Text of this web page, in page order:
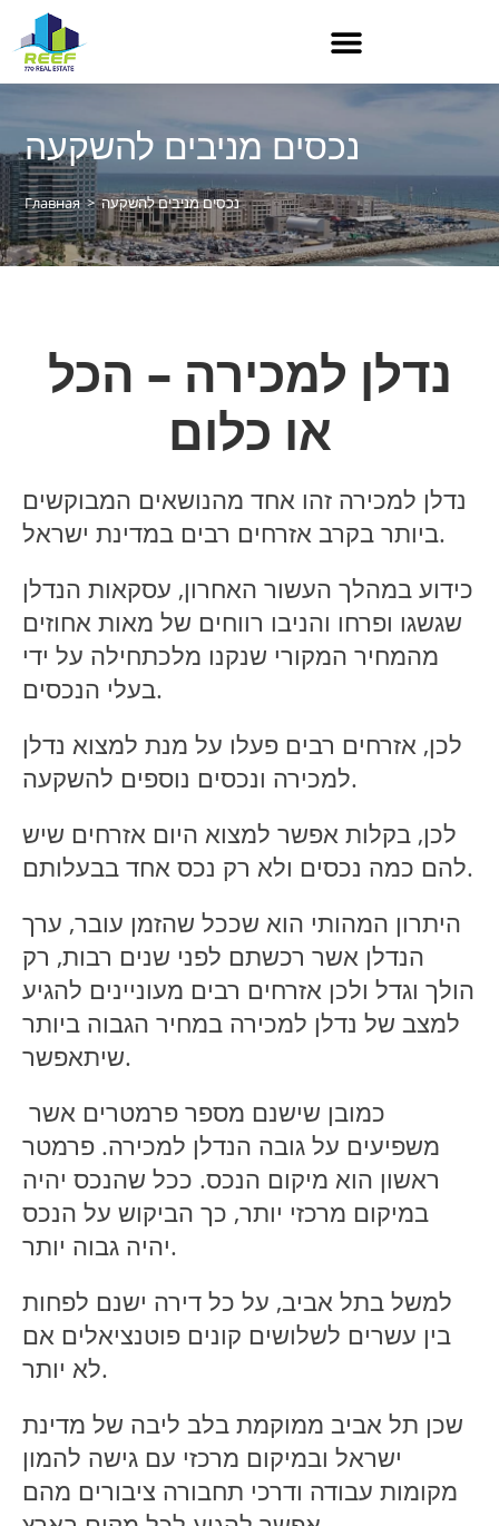
נכסים מניבים להשקעה
Главная > נכסים מניבים להשקעה
נדלן למכירה – הכל
או כלום
נדלן למכירה זהו אחד מהנושאים המבוקשים
ביותר בקרב אזרחים רבים במדינת ישראל.
כידוע במהלך העשור האחרון, עסקאות הנדלן
שגשגו ופרחו והניבו רווחים של מאות אחוזים
מהמחיר המקורי שנקנו מלכתחילה על ידי
בעלי הנכסים.
לכן, אזרחים רבים פעלו על מנת למצוא נדלן
למכירה ונכסים נוספים להשקעה.
לכן, בקלות אפשר למצוא היום אזרחים שיש
להם כמה נכסים ולא רק נכס אחד בבעלותם.
היתרון המהותי הוא שככל שהזמן עובר, ערך
הנדלן אשר רכשתם לפני שנים רבות, רק
הולך וגדל ולכן אזרחים רבים מעוניינים להגיע
למצב של נדלן למכירה במחיר הגבוה ביותר
שיתאפשר.
משפיעים על גובה הנדלן למכירה. פרמטר
ראשון הוא מיקום הנכס. ככל שהנכס יהיה
במיקום מרכזי יותר, כך הביקוש על הנכס
יהיה גבוה יותר.
למשל בתל אביב, על כל דירה ישנם לפחות
בין עשרים לשלושים קונים פוטנציאלים אם
לא יותר.
שכן תל אביב ממוקמת בלב ליבה של מדינת
ישראל ובמיקום מרכזי עם גישה להמון
מקומות עבודה ודרכי תחבורה ציבורים מהם